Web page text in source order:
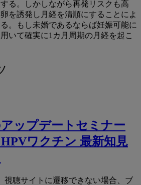
る。しかしながら再発リスクも高
を誘発し月経を清順にすることによ
。もし未婚であるならば妊娠可能に
いて確実に1カ月周期の月経を起こ
ップデートセミナー
ワクチン 最新知見
視聴サイトに遷移できない場合、ブ